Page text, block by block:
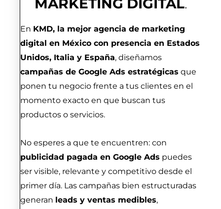
MARKETING DIGITAL.
En KMD, la mejor agencia de marketing
digital en México con presencia en Estados
Unidos, Italia y España, diseñamos
campañas de Google Ads estratégicas que
ponen tu negocio frente a tus clientes en el
momento exacto en que buscan tus
productos o servicios.
No esperes a que te encuentren: con
publicidad pagada en Google Ads puedes
ser visible, relevante y competitivo desde el
primer día. Las campañas bien estructuradas
generan leads y ventas medibles,